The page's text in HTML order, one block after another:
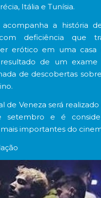
Itália e Tunísia.
a história
deficiência que
erótico em uma casa
de um exame
de descobertas
de Veneza será
setembro e é
importantes do